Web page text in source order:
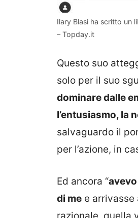
Ilary Blasi ha scritto un
– Topday.it
Questo suo
solo per il suo
dominare dalle
l’entusiasmo, la
salvaguardo il
per l’azione, in
Ed ancora “
di me e arrivasse